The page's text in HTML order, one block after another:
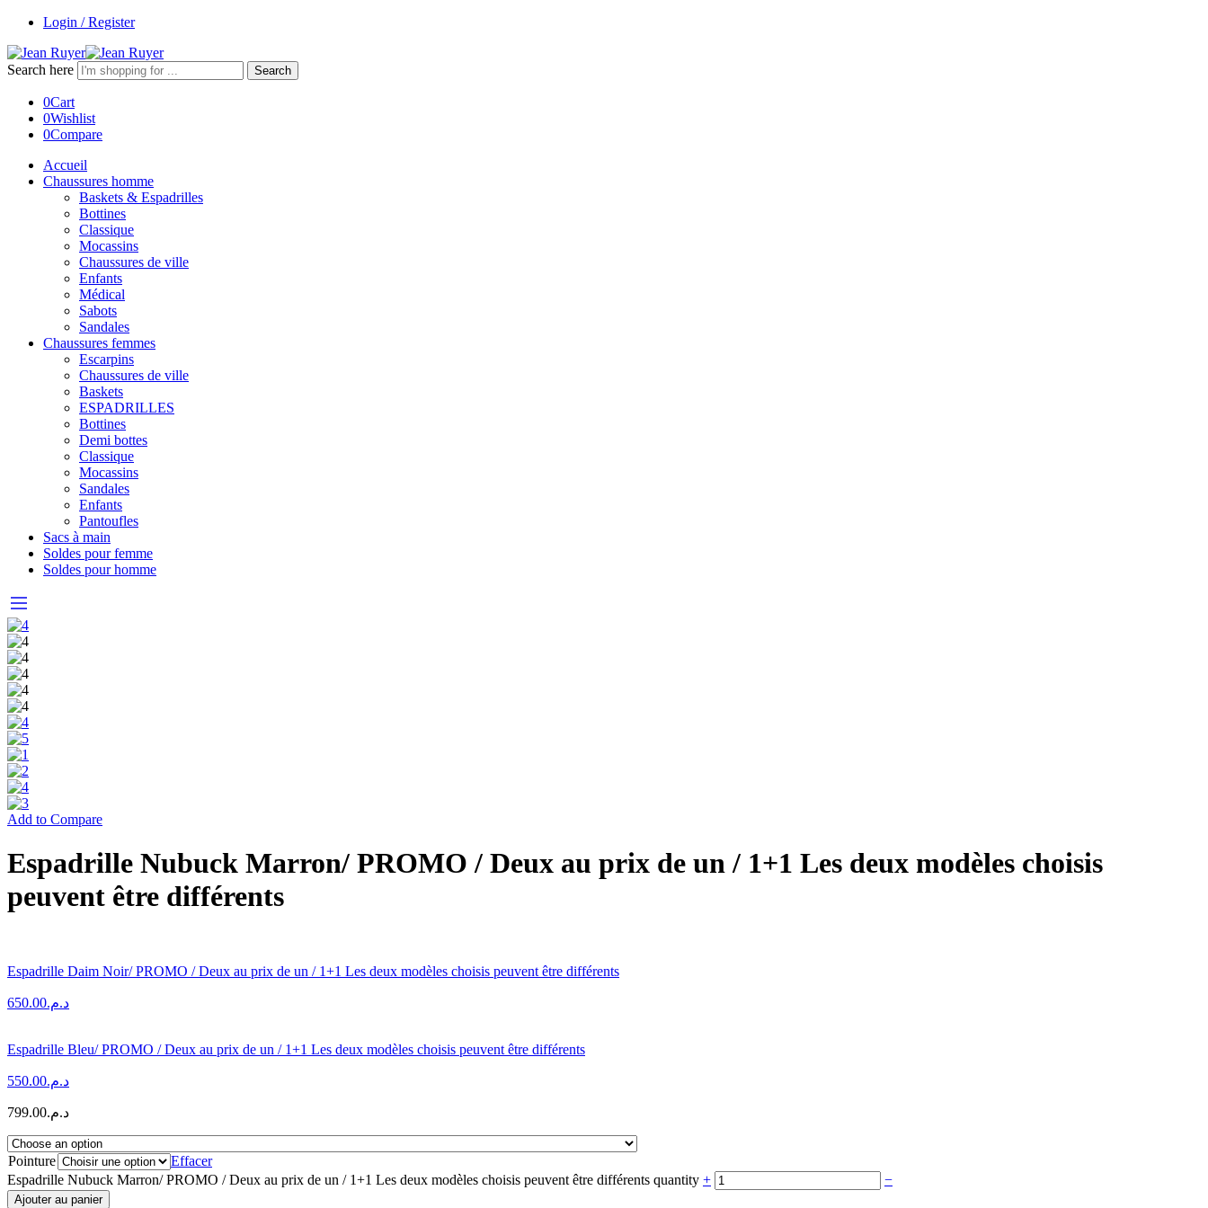
Login / Register
Search here Search
0Cart
0Wishlist
0Compare
Accueil
Chaussures homme
Baskets & Espadrilles
Bottines
Classique
Mocassins
Chaussures de ville
Enfants
Médical
Sabots
Sandales
Chaussures femmes
Escarpins
Chaussures de ville
Baskets
ESPADRILLES
Bottines
Demi bottes
Classique
Mocassins
Sandales
Enfants
Pantoufles
Sacs à main
Soldes pour femme
Soldes pour homme
Add to Compare
Espadrille Nubuck Marron/ PROMO / Deux au prix de un / 1+1 Les deux modèles choisis
peuvent être différents
Espadrille Daim Noir/ PROMO / Deux au prix de un / 1+1 Les deux modèles choisis peuvent être différents
د.م.650.00
Espadrille Bleu/ PROMO / Deux au prix de un / 1+1 Les deux modèles choisis peuvent être différents
د.م.550.00
د.م.799.00
Pointure
Effacer
Espadrille Nubuck Marron/ PROMO / Deux au prix de un / 1+1 Les deux modèles choisis peuvent être différents quantity + −
Ajouter au panier